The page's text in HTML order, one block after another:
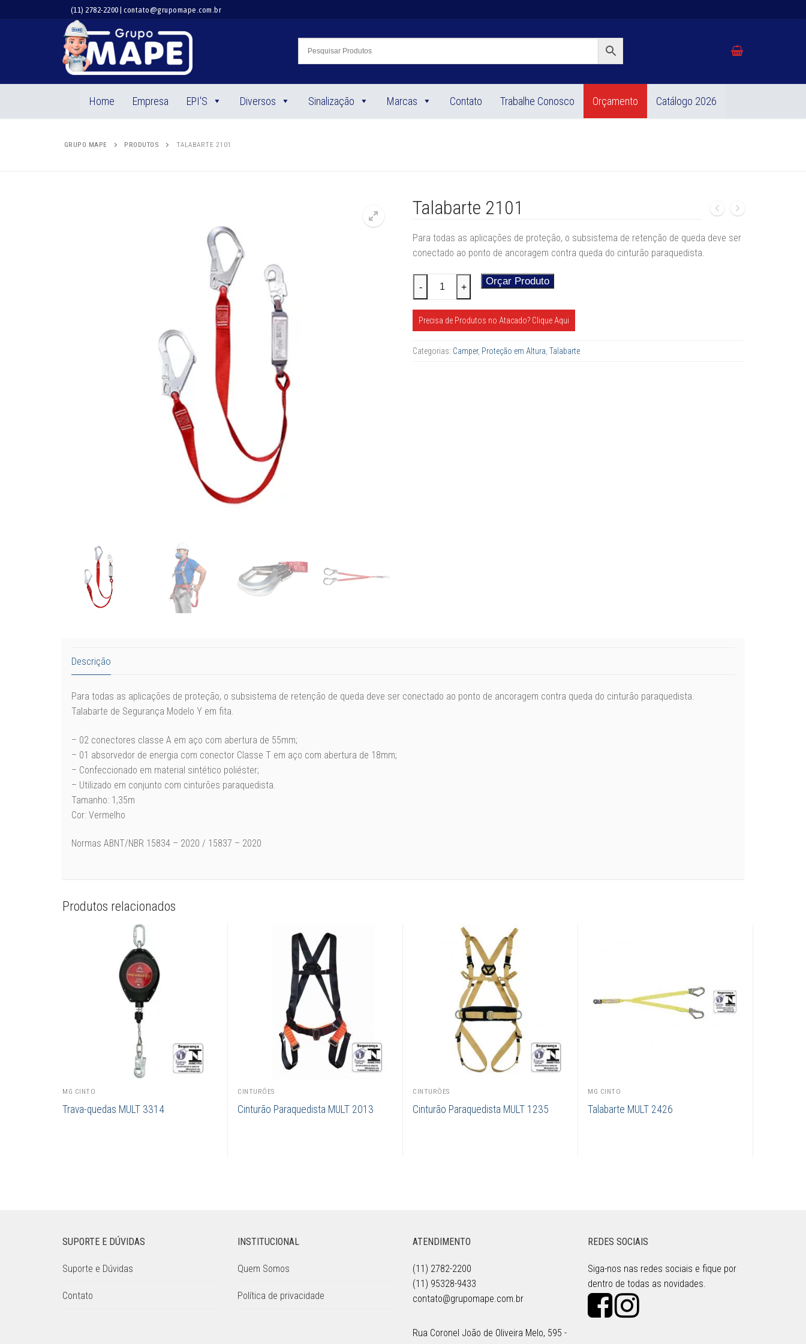
(11) 2782-2200 | contato@grupomape.com.br
Home Empresa EPI'S Diversos Sinalização Marcas Contato Trabalhe Conosco Orçamento Catálogo 2026
GRUPO MAPE PRODUTOS TALABARTE 2101
Talabarte 2101
Para todas as aplicações de proteção, o subsistema de retenção de queda deve ser
conectado ao ponto de ancoragem contra queda do cinturão paraquedista.
Talabarte
2101
quantidade
- + Orçar Produto
Precisa de Produtos no Atacado? Clique Aqui
Categorias: Camper, Proteção em Altura Talabarte
Descrição
Para todas as aplicações de proteção, o subsistema de retenção de queda deve ser conectado ao ponto de ancoragem contra queda do cinturão paraquedista.
Talabarte de Segurança Modelo Y em fita.
– 02 conectores classe A em aço com abertura de 55mm;
– 01 absorvedor de energia com conector Classe T em aço com abertura de 18mm;
– Confeccionado em material sintético poliéster;
– Utilizado em conjunto com cinturões paraquedista.
Tamanho: 1,35m
Cor: Vermelho
Normas ABNT/NBR 15834 – 2020 / 15837 – 2020
Produtos relacionados
MG CINTO
Trava-quedas MULT 3314
CINTURÕES
Cinturão Paraquedista MULT 2013
CINTURÕES
Cinturão Paraquedista MULT 1235
MG CINTO
Talabarte MULT 2426
SUPORTE E DÚVIDAS
Suporte e Dúvidas
Contato
INSTITUCIONAL
Quem Somos
Política de privacidade
ATENDIMENTO
(11) 2782-2200
(11) 95328-9433
contato@grupomape.com.br
Rua Coronel João de Oliveira Melo, 595 -
REDES SOCIAIS
Siga-nos nas redes sociais e fique por
dentro de todas as novidades.